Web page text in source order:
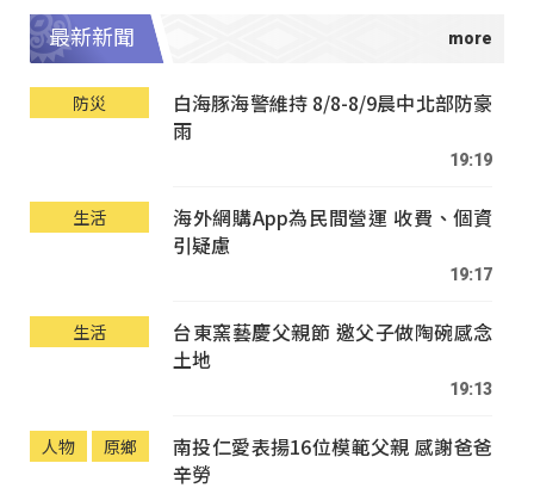
最新新聞
防災
白海豚海警維持 8/8-8/9晨中北部防豪
雨
19:19
生活
海外網購App為民間營運 收費、個資
引疑慮
19:17
生活
台東窯藝慶父親節 邀父子做陶碗感念
土地
19:13
人物 原鄉
南投仁愛表揚16位模範父親 感謝爸爸
辛勞